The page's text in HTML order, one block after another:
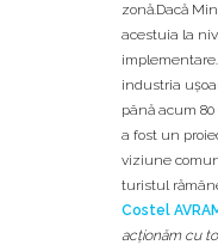
zonă.Dacă
acestuia la
industria
până acum
a fost un
viziune
turistul
Costel
acționăm cu